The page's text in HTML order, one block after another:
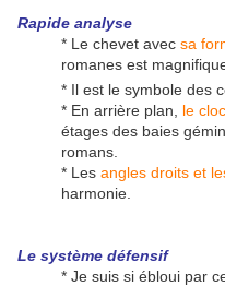
Rapide analyse
* Le chevet avec sa
romanes est
* Il est le symbole des
* En arrière plan, le
étages des baies
romans.
* Les angles droits et
harmonie.
Le système défensif
* Je suis si ébloui par